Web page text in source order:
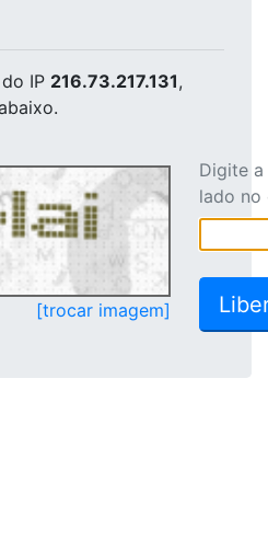
do IP 216.73.217.131,
[trocar imagem]
Digite
lado no